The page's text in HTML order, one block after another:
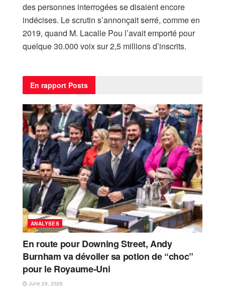
des personnes interrogées se disaient encore
indécises. Le scrutin s’annonçait serré, comme en
2019, quand M. Lacalle Pou l’avait emporté pour
quelque 30.000 voix sur 2,5 millions d’inscrits.
En rapport Posts
ANALYSES
En route pour Downing Street, Andy
Burnham va dévoiler sa potion de “choc”
pour le Royaume-Uni
June 29, 2026